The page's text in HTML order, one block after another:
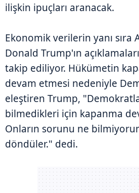
ilişkin ipuçları aranacak.
Ekonomik verilerin yanı sıra
Donald Trump'ın
takip ediliyor. Hükümetin
devam etmesi nedeniyle
eleştiren Trump,
bilmedikleri için kapanma
Onların sorunu ne
döndüler." dedi.